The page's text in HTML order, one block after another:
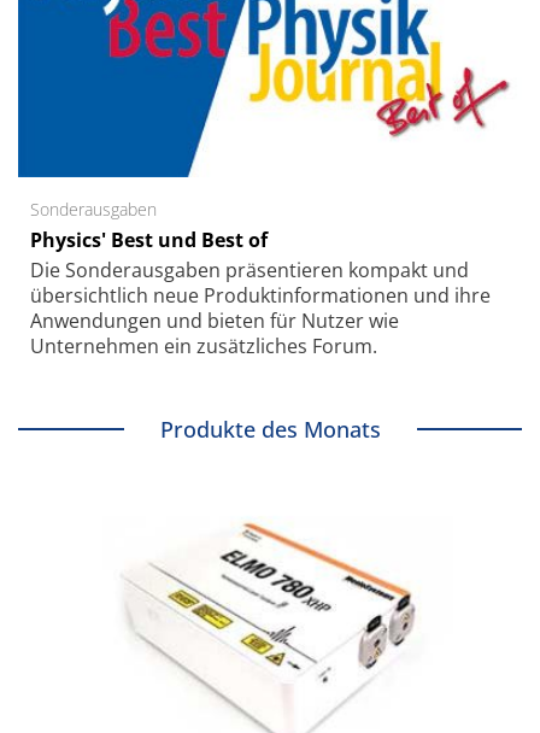
Sonderausgaben
Physics' Best und Best of
Die Sonder­ausgaben präsentieren kompakt und
übersichtlich neue Produkt­informationen und ihre
Anwendungen und bieten für Nutzer wie
Unternehmen ein zusätzliches Forum.
Produkte des Monats